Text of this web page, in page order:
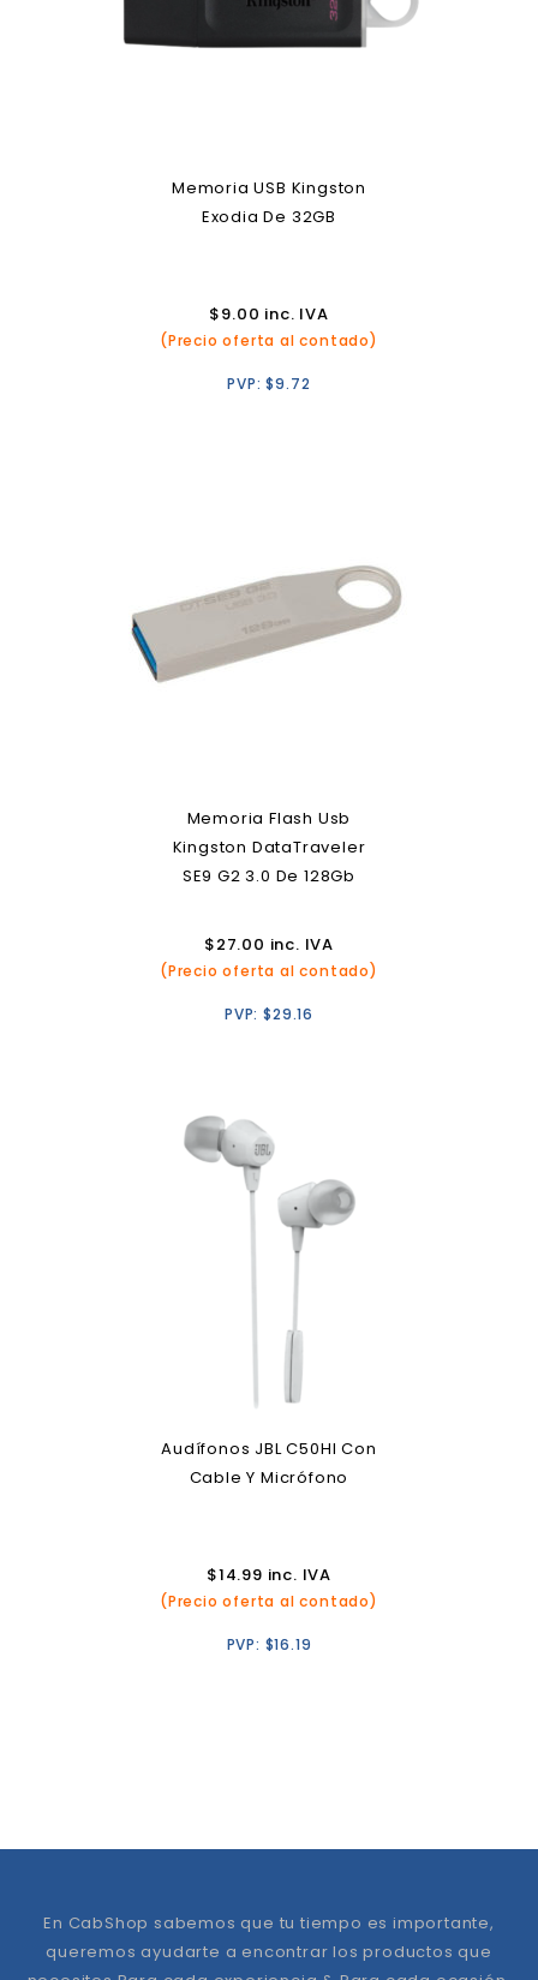
Memoria USB Kingston
Exodia De 32GB
$9.00 inc. IVA
(Precio oferta al contado)
PVP:$9.72
Memoria Flash Usb
Kingston DataTraveler
SE9 G2 3.0 De 128Gb
$27.00 inc. IVA
(Precio oferta al contado)
PVP:$29.16
Audífonos JBL C50HI Con
Cable Y Micrófono
$14.99 inc. IVA
(Precio oferta al contado)
PVP: $16.19
En CabShop sabemos que tu tiempo es importante,
queremos ayudarte a encontrar los productos que